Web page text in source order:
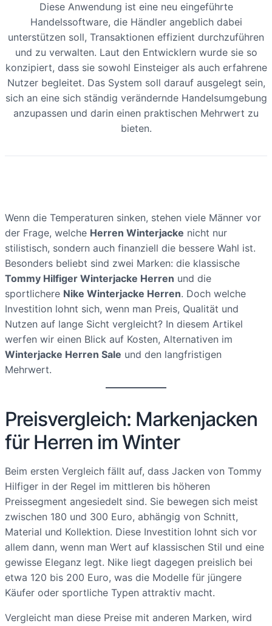
Diese Anwendung ist eine neu eingeführte
Handelssoftware, die Händler angeblich dabei
unterstützen soll, Transaktionen effizient durchzuführen
und zu verwalten. Laut den Entwicklern wurde sie so
konzipiert, dass sie sowohl Einsteiger als auch erfahrene
Nutzer begleitet. Das System soll darauf ausgelegt sein,
sich an eine sich ständig verändernde Handelsumgebung
anzupassen und darin einen praktischen Mehrwert zu
bieten.
Wenn die Temperaturen sinken, stehen viele Männer vor
der Frage, welche Herren Winterjacke nicht nur
stilistisch, sondern auch finanziell die bessere Wahl ist.
Besonders beliebt sind zwei Marken: die klassische
Tommy Hilfiger Winterjacke Herren und die
sportlichere Nike Winterjacke Herren. Doch welche
Investition lohnt sich, wenn man Preis, Qualität und
Nutzen auf lange Sicht vergleicht? In diesem Artikel
werfen wir einen Blick auf Kosten, Alternativen im
Winterjacke Herren Sale und den langfristigen
Mehrwert.
Preisvergleich: Markenjacken
für Herren im Winter
Beim ersten Vergleich fällt auf, dass Jacken von Tommy
Hilfiger in der Regel im mittleren bis höheren
Preissegment angesiedelt sind. Sie bewegen sich meist
zwischen 180 und 300 Euro, abhängig von Schnitt,
Material und Kollektion. Diese Investition lohnt sich vor
allem dann, wenn man Wert auf klassischen Stil und eine
gewisse Eleganz legt. Nike liegt dagegen preislich bei
etwa 120 bis 200 Euro, was die Modelle für jüngere
Käufer oder sportliche Typen attraktiv macht.
Vergleicht man diese Preise mit anderen Marken, wird